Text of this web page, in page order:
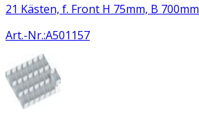
21 Kästen, f. Front H 75mm, B 700mm
Art.-Nr.:A501157